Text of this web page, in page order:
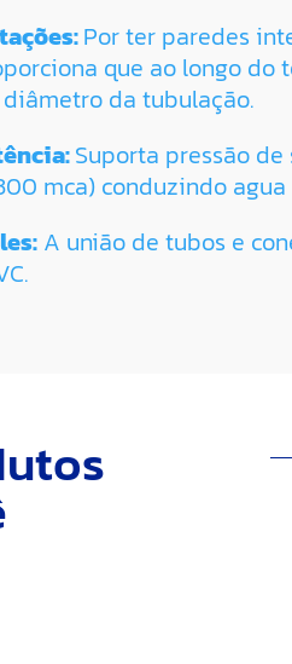
Por ter paredes
que ao longo do
da tubulação.
Suporta pressão
mca) conduzindo agua
A união de tubos e